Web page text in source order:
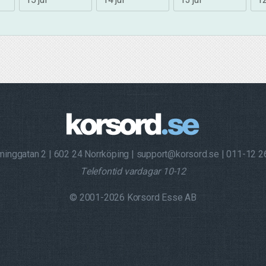
2 602 24 Norrköping support@korsord.se
011-12
Telefontid vardagar 10-12
© 2001-2026 Korsord Esse AB